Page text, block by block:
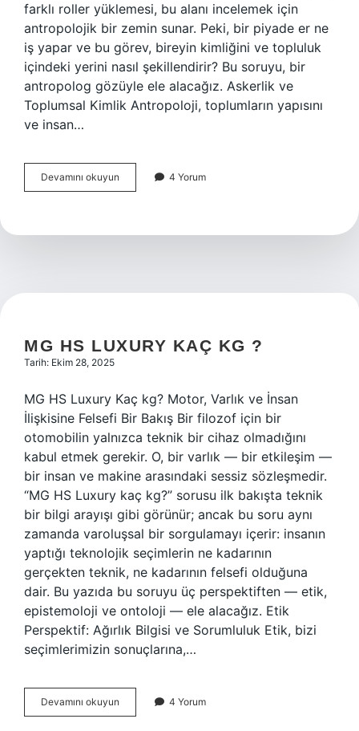
farklı roller yüklemesi, bu alanı incelemek için
antropolojik bir zemin sunar. Peki, bir piyade er ne
iş yapar ve bu görev, bireyin kimliğini ve topluluk
içindeki yerini nasıl şekillendirir? Bu soruyu, bir
antropolog gözüyle ele alacağız. Askerlik ve
Toplumsal Kimlik Antropoloji, toplumların yapısını
ve insan…
Devamını okuyun
er
yapar
4 Yorum
MG HS LUXURY KAÇ KG ?
Tarih: Ekim 28, 2025
MG HS Luxury Kaç kg? Motor, Varlık ve İnsan
İlişkisine Felsefi Bir Bakış Bir filozof için bir
otomobilin yalnızca teknik bir cihaz olmadığını
kabul etmek gerekir. O, bir varlık — bir etkileşim —
bir insan ve makine arasındaki sessiz sözleşmedir.
“MG HS Luxury kaç kg?” sorusu ilk bakışta teknik
bir bilgi arayışı gibi görünür; ancak bu soru aynı
zamanda varoluşsal bir sorgulamayı içerir: insanın
yaptığı teknolojik seçimlerin ne kadarının
gerçekten teknik, ne kadarının felsefi olduğuna
dair. Bu yazıda bu soruyu üç perspektiften — etik,
epistemoloji ve ontoloji — ele alacağız. Etik
Perspektif: Ağırlık Bilgisi ve Sorumluluk Etik, bizi
seçimlerimizin sonuçlarına,…
Devamını okuyun
HS
4 Yorum